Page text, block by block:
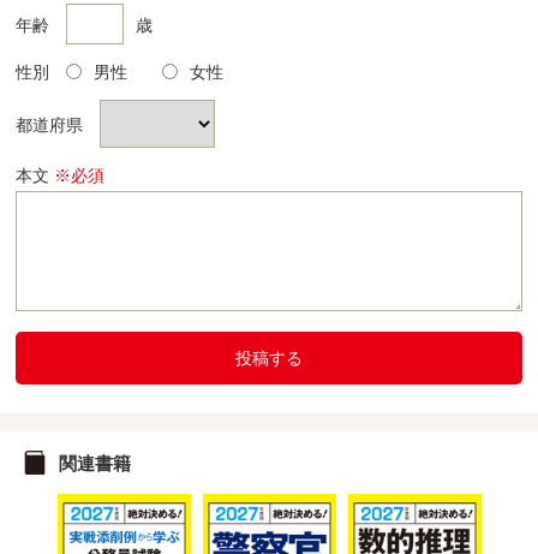
年齢 歳
性別 男性 女性
都道府県
本文 ※必須
投稿する
関連書籍